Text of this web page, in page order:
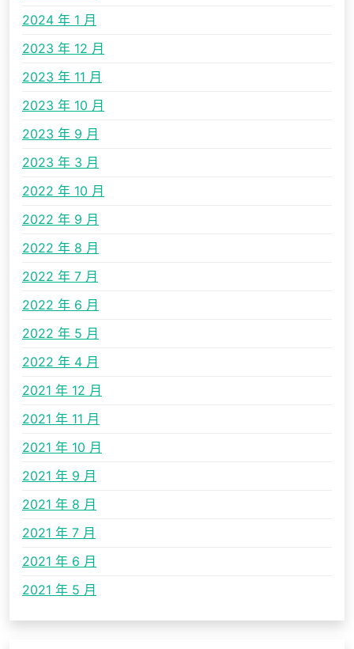
2024 年 1 月
2023 年 12 月
2023 年 11 月
2023 年 10 月
2023 年 9 月
2023 年 3 月
2022 年 10 月
2022 年 9 月
2022 年 8 月
2022 年 7 月
2022 年 6 月
2022 年 5 月
2022 年 4 月
2021 年 12 月
2021 年 11 月
2021 年 10 月
2021 年 9 月
2021 年 8 月
2021 年 7 月
2021 年 6 月
2021 年 5 月